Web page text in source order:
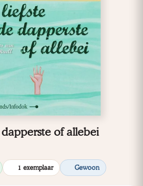
of allebei
1 exemplaar Gewoon